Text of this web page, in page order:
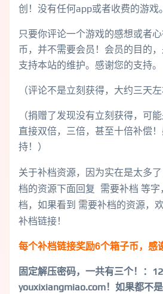
创！没有任何app或者收费的游戏
只要你评论一个游戏的感想或者
币，并不需要会员！会员的目的，
支持本站的维护。感谢您的支持。
（评论不是立刻获得，大约三天左
（捐赠了发现没有立刻获得，可
直接双倍，三倍，甚至十倍补偿
持！）
关于补档资源，因为实在是太多
档的资源下面回复 需要补档 等
档，如果看到 需要补档的资源，
补档链接！
每个补档链接奖励6个箱子币，感
固定解压密码，一共有三个！
：
youxixiangmiao.com！如果都不